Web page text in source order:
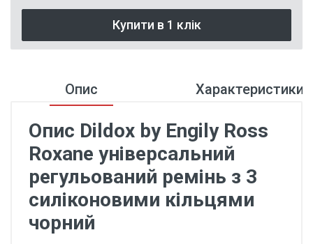
Купити в 1 клік
Опис Характеристики
Опис Dildox by Engily Ross
Roxane універсальний
регульований ремінь з 3
силіконовими кільцями
чорний